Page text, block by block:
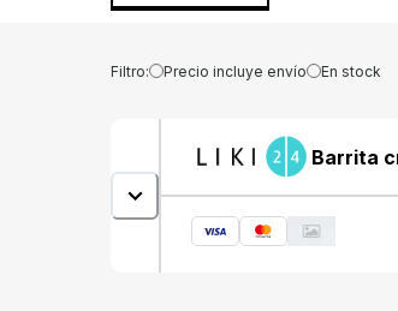
Filtro: Precio incluye envío En stock
Barrita